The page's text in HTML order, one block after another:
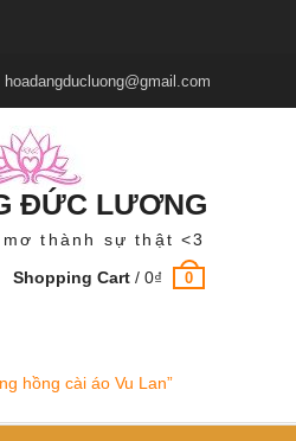
hoadangducluong@gmail.com
ĐỨC LƯƠNG
thành sự thật <3
Shopping Cart /0₫ 0
hồng cài áo Vu Lan”